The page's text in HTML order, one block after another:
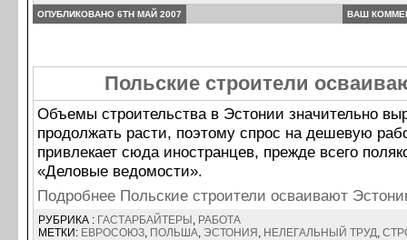
ОПУБЛИКОВАНО 6TH МАЙ 2007 ВАШ
Польские строители
Объемы строительства в Эстонии значительно
продолжать расти, поэтому спрос на дешевую
привлекает сюда иностранцев, прежде всего
«Деловые ведомости».
Подробнее Польские строители осваивают
РУБРИКА : ГАСТАРБАЙТЕРЫ , РАБОТА
МЕТКИ: ЕВРОСОЮЗ, ПОЛЬША, ЭСТОНИЯ , НЕЛЕГАЛЬНЫЙ ТРУД,